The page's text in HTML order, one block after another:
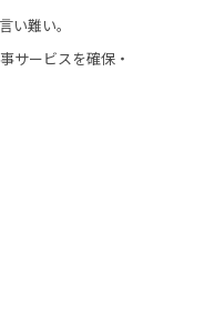
難い。
サービスを確保・